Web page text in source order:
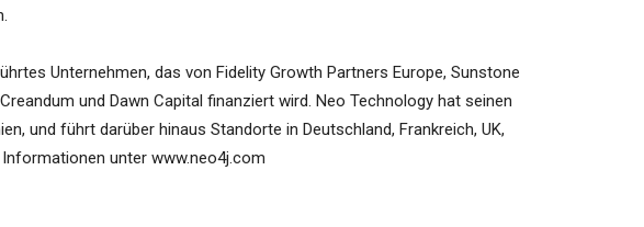
Unternehmen, das von Fidelity Growth Partners Europe, Sunstone
und Dawn Capital finanziert wird. Neo Technology hat seinen
und führt darüber hinaus Standorte in Deutschland, Frankreich, UK,
unter www.neo4j.com